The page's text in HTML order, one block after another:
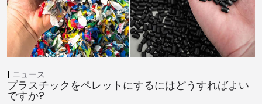
ニュース
プラスチックをペレットにするにはどうすればよい
ですか?